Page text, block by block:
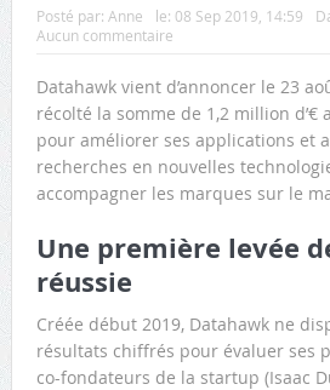
Posté par: Anne le: 08 Sep 2019, 14:59
Aucun commentaire
Datahawk vient d’annoncer le 23
récolté la somme de 1,2 million d’€
pour améliorer ses applications et
recherches en nouvelles
accompagner les marques sur le
Une première levée
réussie
Créée début 2019, Datahawk ne
résultats chiffrés pour évaluer ses
co-fondateurs de la startup (Isaac